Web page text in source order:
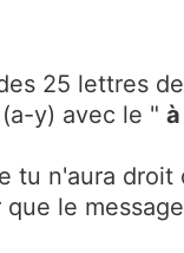
25 lettres
y) avec le " à
tu n'aura droit
le